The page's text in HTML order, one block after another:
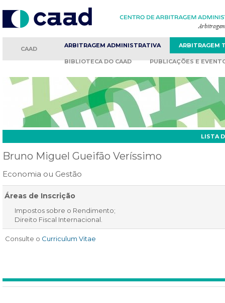
CAAD ARBITRAGEM ADMINISTRATIVA ARBITRAGEM
BIBLIOTECA DO CAAD PUBLICAÇÕES E
LISTA
Bruno Miguel Gueifão Veríssimo
Economia ou Gestão
Áreas de Inscrição
Impostos sobre o Rendimento;
Direito Fiscal Internacional.
Consulte o Curriculum Vitae